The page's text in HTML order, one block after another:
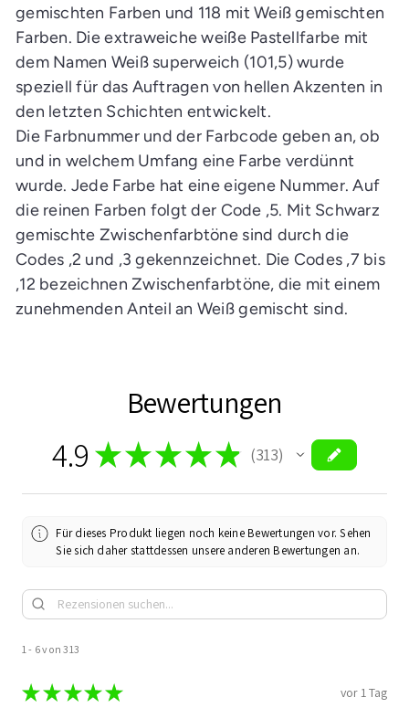
gemischten Farben und 118 mit Weiß gemischten
Farben. Die extraweiche weiße Pastellfarbe mit
dem Namen Weiß superweich (101,5) wurde
speziell für das Auftragen von hellen Akzenten in
den letzten Schichten entwickelt.
Die Farbnummer und der Farbcode geben an, ob
und in welchem Umfang eine Farbe verdünnt
wurde. Jede Farbe hat eine eigene Nummer. Auf
die reinen Farben folgt der Code ,5. Mit Schwarz
gemischte Zwischenfarbtöne sind durch die
Codes ,2 und ,3 gekennzeichnet. Die Codes ,7 bis
,12 bezeichnen Zwischenfarbtöne, die mit einem
zunehmenden Anteil an Weiß gemischt sind.
Bewertungen
4.9 ★★★★★ 313
313
Für dieses Produkt liegen noch keine Bewertungen vor. Sehen
Sie sich daher stattdessen unsere anderen Bewertungen an.
1 - 6 von 313
★★ ★★★ vor 1 Tag